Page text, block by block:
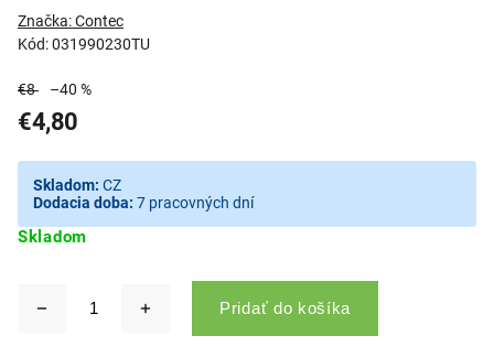
Kód:031990230TU
Značka:Contec
€8 –40 %
€4,80
Skladom
Skladom: CZ
Dodacia doba: 7 pracovných dní
Pridať do košíka